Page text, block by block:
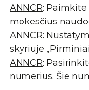
ANNCR:
mokesčius
ANNCR:
skyriuje
ANNCR:
numerius. Šie